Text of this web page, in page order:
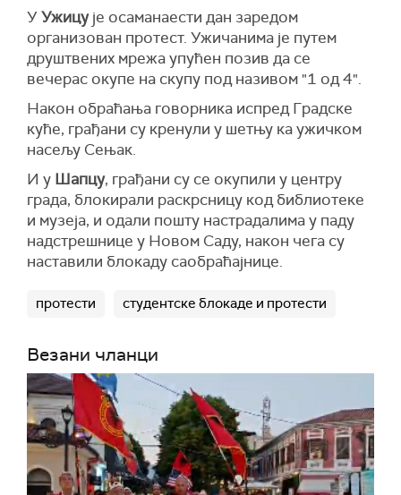
У Ужицује осаманаести дан заредом
организован протест. Ужичанима је путем
друштвених мрежа упућен позив да се
вечерас окупе на скупу под називом "1 од 4".
Након обраћања говорника испред Градске
куће, грађани су кренули у шетњу ка ужичком
насељу Сењак.
И у Шапцу, грађани су се окупили у центру
града, блокирали раскрсницу код библиотеке
и музеја, и одали пошту настрадалима у паду
надстрешнице у Новом Саду, након чега су
наставили блокаду саобраћајнице.
протести студентске блокаде и протести
Везани чланци